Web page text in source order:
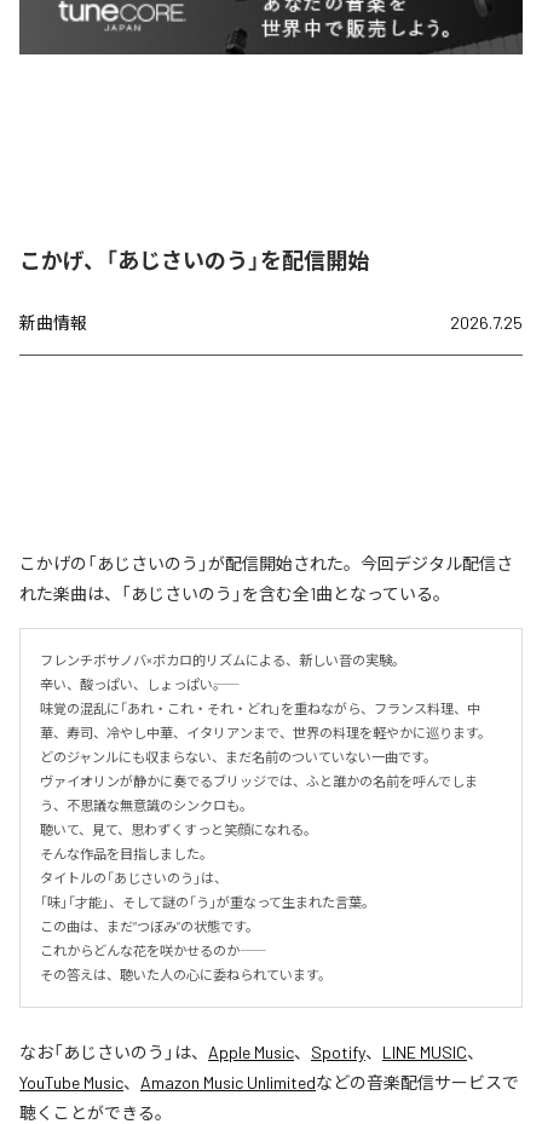
こかげ、「あじさいのう」を配信開始
新曲情報 2026.7.25
こかげの「あじさいのう」が配信開始された。今回デジタル配信さ
れた楽曲は、「あじさいのう」を含む全1曲となっている。
フレンチボサノバ×ボカロ的リズムによる、新しい音の実験。
辛い、酸っぱい、しょっぱい――。
味覚の混乱に「あれ・これ・それ・どれ」を重ねながら、フランス料理、中
華、寿司、冷やし中華、イタリアンまで、世界の料理を軽やかに巡ります。
どのジャンルにも収まらない、まだ名前のついていない一曲です。
ヴァイオリンが静かに奏でるブリッジでは、ふと誰かの名前を呼んでしま
う、不思議な無意識のシンクロも。
聴いて、見て、思わずくすっと笑顔になれる。
そんな作品を目指しました。
タイトルの「あじさいのう」は、
「味」「才能」、そして謎の「う」が重なって生まれた言葉。
この曲は、まだ“つぼみ”の状態です。
これからどんな花を咲かせるのか――
その答えは、聴いた人の心に委ねられています。
なお「あじさいのう 」は、 Apple Music、 Spotify、 LINE MUSIC、
YouTube Music、 Amazon Music Unlimitedなどの音楽配信サービスで
聴くことができる。